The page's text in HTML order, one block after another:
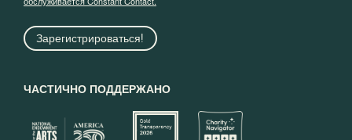
Зарегистрироваться!
ЧАСТИЧНО ПОДДЕРЖАНО